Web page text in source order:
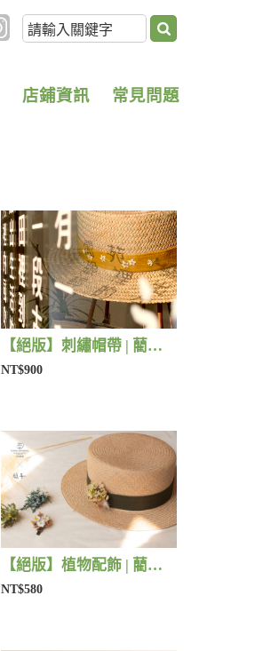
店鋪資訊 常見問題
【絕版】刺繡帽帶 | 藺子X有FU手作
NT$900
【絕版】植物配飾 | 藺子X法洛勒姆
NT$580